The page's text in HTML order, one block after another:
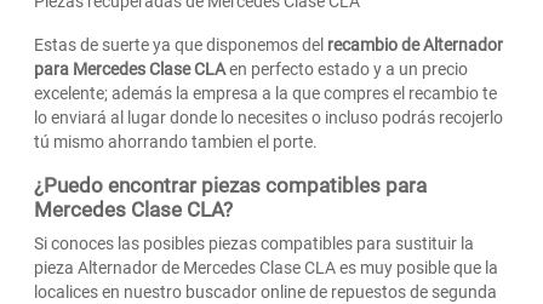
Estas de suerte ya que disponemos del recambio de Alternador
para Mercedes Clase CLAen perfecto estado y a un precio
excelente; además la empresa a la que compres el recambio te
lo enviará al lugar donde lo necesites o incluso podrás recojerlo
tú mismo ahorrando tambien el porte.
¿Puedo encontrar piezas compatibles para
Mercedes Clase CLA?
Si conoces las posibles piezas compatibles para sustituir la
pieza Alternador de Mercedes Clase CLA es muy posible que la
localices en nuestro buscador online de repuestos de segunda